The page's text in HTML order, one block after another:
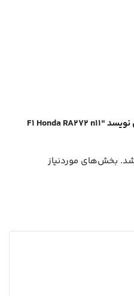
اولین کسی باشید که دیدگاهی می نویسد “F1 Honda RA272 n11
بخش‌های موردنیاز